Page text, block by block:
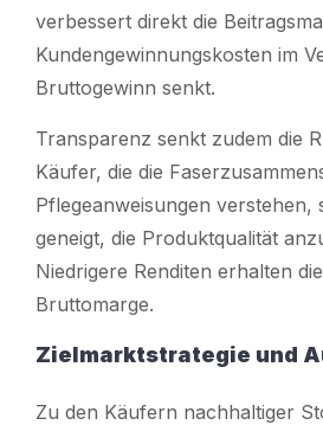
verbessert direkt die
Kundengewinnungskosten im
Bruttogewinn senkt.
Transparenz senkt zudem die
Käufer, die die
Pflegeanweisungen verstehen,
geneigt, die Produktqualität
Niedrigere Renditen erhalten
Bruttomarge.
Zielmarktstrategie und
Zu den Käufern nachhaltiger